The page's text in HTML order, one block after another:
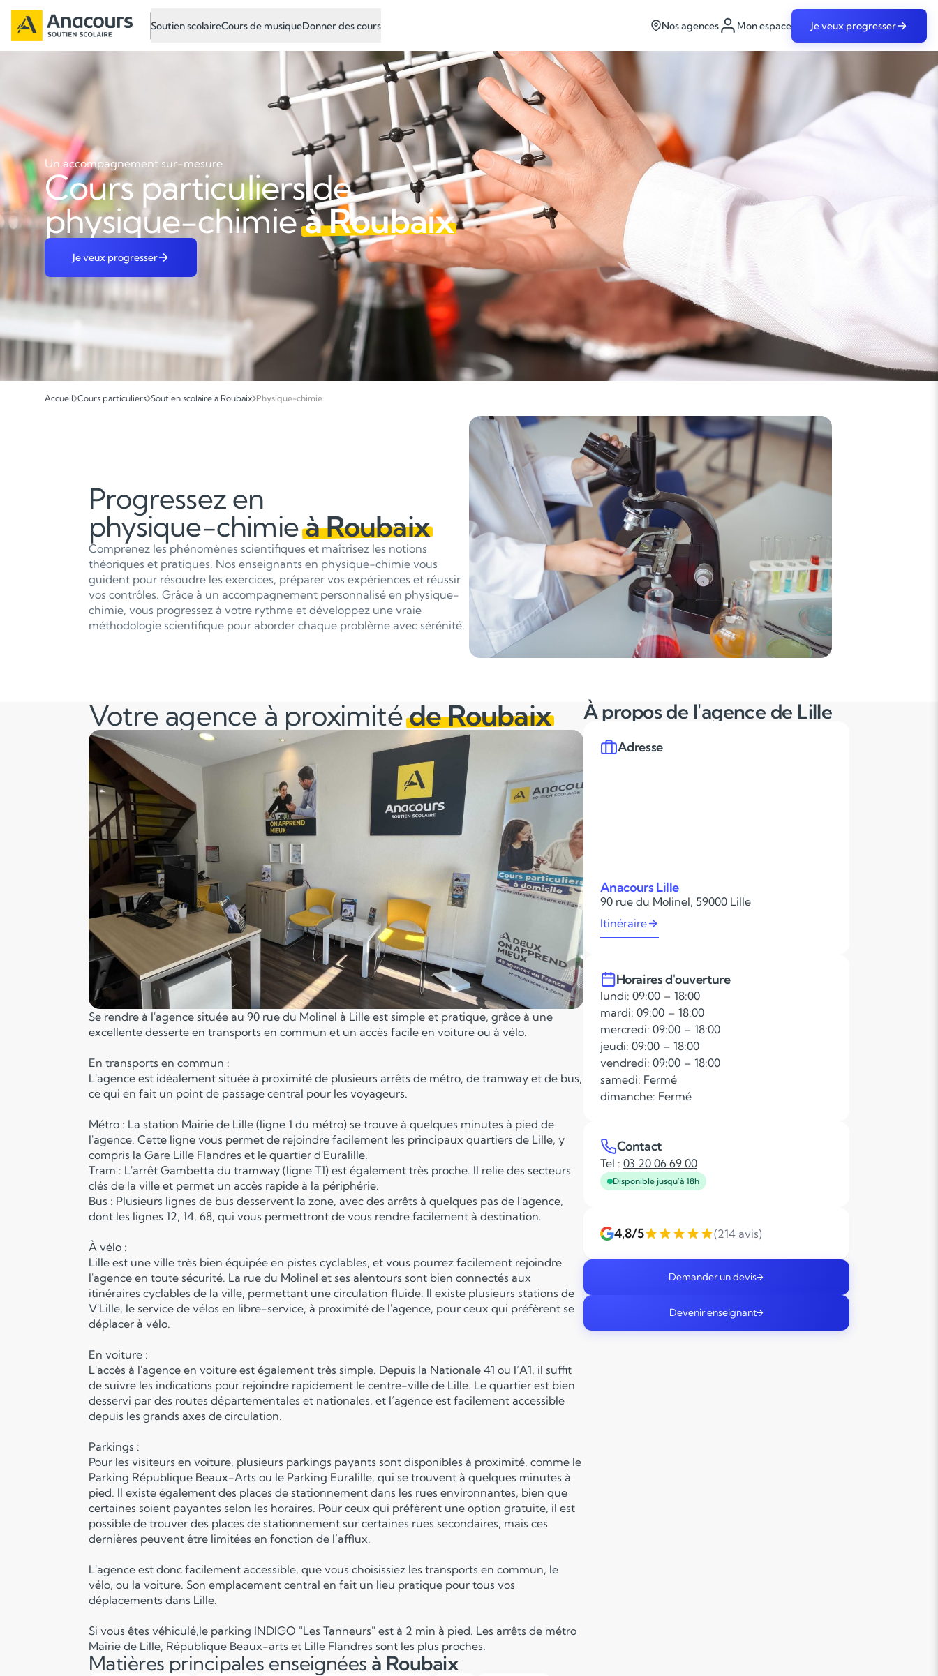
Soutien scolaireCours de musiqueDonner des cours Nos agences Mon espace Je veux progresser
Un accompagnement sur-mesure
Cours particuliers de
physique-chimieà Roubaix
Je veux progresser
Accueil Cours particuliers Soutien scolaire à Roubaix Physique-chimie
Progressez en
physique-chimieà Roubaix
Comprenez les phénomènes scientifiques et maîtrisez les notions
théoriques et pratiques. Nos enseignants en physique-chimie vous
guident pour résoudre les exercices, préparer vos expériences et réussir
vos contrôles. Grâce à un accompagnement personnalisé en physique-
chimie, vous progressez à votre rythme et développez une vraie
méthodologie scientifique pour aborder chaque problème avec sérénité.
Votre agence à proximitéde Roubaix
Se rendre à l'agence située au 90 rue du Molinel à Lille est simple et pratique, grâce à une
excellente desserte en transports en commun et un accès facile en voiture ou à vélo.
En transports en commun :
L'agence est idéalement située à proximité de plusieurs arrêts de métro, de tramway et de bus,
ce qui en fait un point de passage central pour les voyageurs.
Métro : La station Mairie de Lille (ligne 1 du métro) se trouve à quelques minutes à pied de
l'agence. Cette ligne vous permet de rejoindre facilement les principaux quartiers de Lille, y
compris la Gare Lille Flandres et le quartier d'Euralille.
Tram : L'arrêt Gambetta du tramway (ligne T1) est également très proche. Il relie des secteurs
clés de la ville et permet un accès rapide à la périphérie.
Bus : Plusieurs lignes de bus desservent la zone, avec des arrêts à quelques pas de l'agence,
dont les lignes 12, 14, 68, qui vous permettront de vous rendre facilement à destination.
À vélo :
Lille est une ville très bien équipée en pistes cyclables, et vous pourrez facilement rejoindre
l'agence en toute sécurité. La rue du Molinel et ses alentours sont bien connectés aux
itinéraires cyclables de la ville, permettant une circulation fluide. Il existe plusieurs stations de
V'Lille, le service de vélos en libre-service, à proximité de l'agence, pour ceux qui préfèrent se
déplacer à vélo.
En voiture :
L'accès à l'agence en voiture est également très simple. Depuis la Nationale 41 ou l’A1, il suffit
de suivre les indications pour rejoindre rapidement le centre-ville de Lille. Le quartier est bien
desservi par des routes départementales et nationales, et l’agence est facilement accessible
depuis les grands axes de circulation.
Parkings :
Pour les visiteurs en voiture, plusieurs parkings payants sont disponibles à proximité, comme le
Parking République Beaux-Arts ou le Parking Euralille, qui se trouvent à quelques minutes à
pied. Il existe également des places de stationnement dans les rues environnantes, bien que
certaines soient payantes selon les horaires. Pour ceux qui préfèrent une option gratuite, il est
possible de trouver des places de stationnement sur certaines rues secondaires, mais ces
dernières peuvent être limitées en fonction de l’afflux.
L'agence est donc facilement accessible, que vous choisissiez les transports en commun, le
vélo, ou la voiture. Son emplacement central en fait un lieu pratique pour tous vos
déplacements dans Lille.
Si vous êtes véhiculé,le parking INDIGO "Les Tanneurs" est à 2 min à pied. Les arrêts de métro
Mairie de Lille, République Beaux-arts et Lille Flandres sont les plus proches.
Matières principales enseignées à Roubaix
À propos de l'agence de Lille
Adresse
Anacours Lille
90 rue du Molinel, 59000 Lille
Itinéraire
Horaires d'ouverture
lundi: 09:00 – 18:00
mardi: 09:00 – 18:00
mercredi: 09:00 – 18:00
jeudi: 09:00 – 18:00
vendredi: 09:00 – 18:00
samedi: Fermé
dimanche: Fermé
Contact
Tel : 03 20 06 69 00
Disponible jusqu'à 18h
4,8/5 (214 avis)
Demander un devis
Devenir enseignant